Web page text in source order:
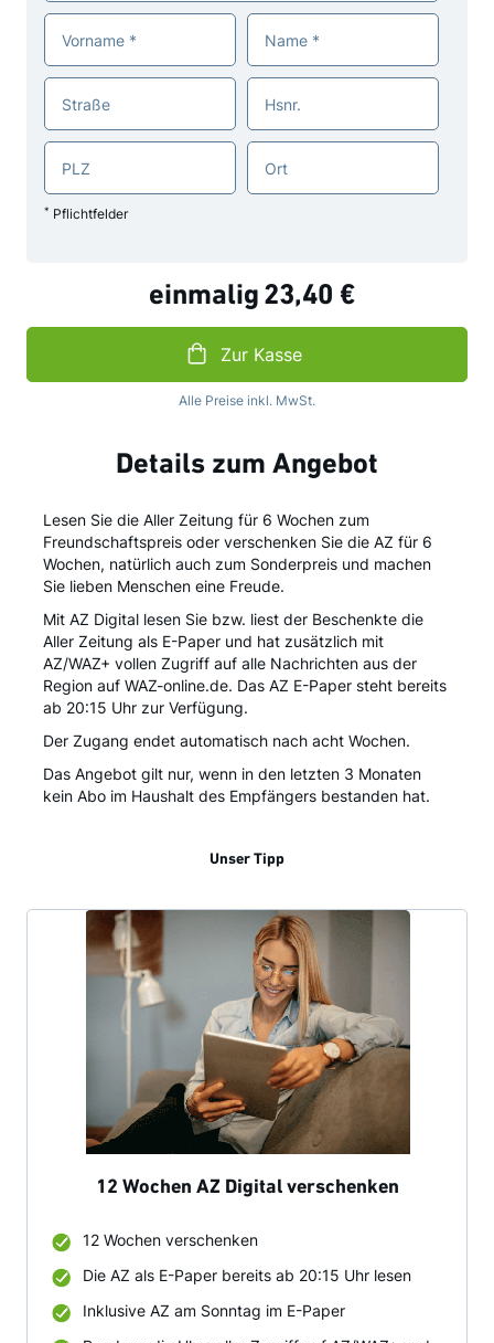
* Pflichtfelder
einmalig 23,40 €
Zur Kasse
Alle Preise inkl. MwSt.
Details zum Angebot
Lesen Sie die Aller Zeitung für 6 Wochen zum
Freundschaftspreis oder verschenken Sie die AZ für 6
Wochen, natürlich auch zum Sonderpreis und machen
Sie lieben Menschen eine Freude.
Mit AZ Digital lesen Sie bzw. liest der Beschenkte die
Aller Zeitung als E-Paper und hat zusätzlich mit
AZ/WAZ+ vollen Zugriff auf alle Nachrichten aus der
Region auf WAZ-online.de. Das AZ E-Paper steht bereits
ab 20:15 Uhr zur Verfügung.
Der Zugang endet automatisch nach acht Wochen.
Das Angebot gilt nur, wenn in den letzten 3 Monaten
kein Abo im Haushalt des Empfängers bestanden hat.
Unser Tipp
12 Wochen AZ Digital verschenken
12 Wochen verschenken
Die AZ als E-Paper bereits ab 20:15 Uhr lesen
Inklusive AZ am Sonntag im E-Paper